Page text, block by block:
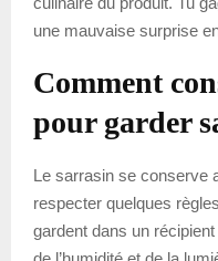
une mauvaise surprise
Comment
pour garder
Le sarrasin se conserve
respecter quelques
gardent dans un